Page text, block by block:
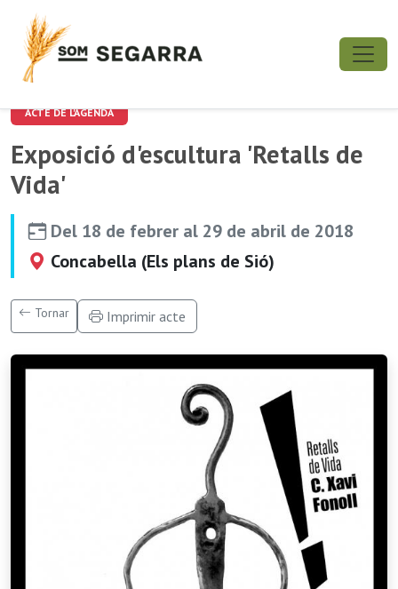
ACTE DE L'AGENDA
Exposició d'escultura 'Retalls de
Vida'
Del 18 de febrer al 29 de abril de 2018
Concabella (Els plans de Sió)
Tornar Imprimir acte